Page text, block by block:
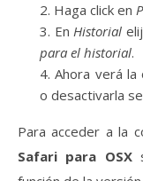
Haga click en
EnHistorial
para el historial.
Ahora verá
o desactivarla
Para acceder a la
Safari para OSX